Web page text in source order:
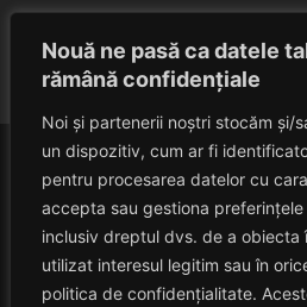
Nouă ne pasă ca datele
rămână confidențiale
Noi și partenerii noștri stocăm și/
un dispozitiv, cum ar fi
pentru procesarea datelor cu
accepta sau gestiona
inclusiv dreptul dvs. de a obiecta
utilizat interesul legitim sau în
politica de confidențialitate.
Eduard Nedelcu